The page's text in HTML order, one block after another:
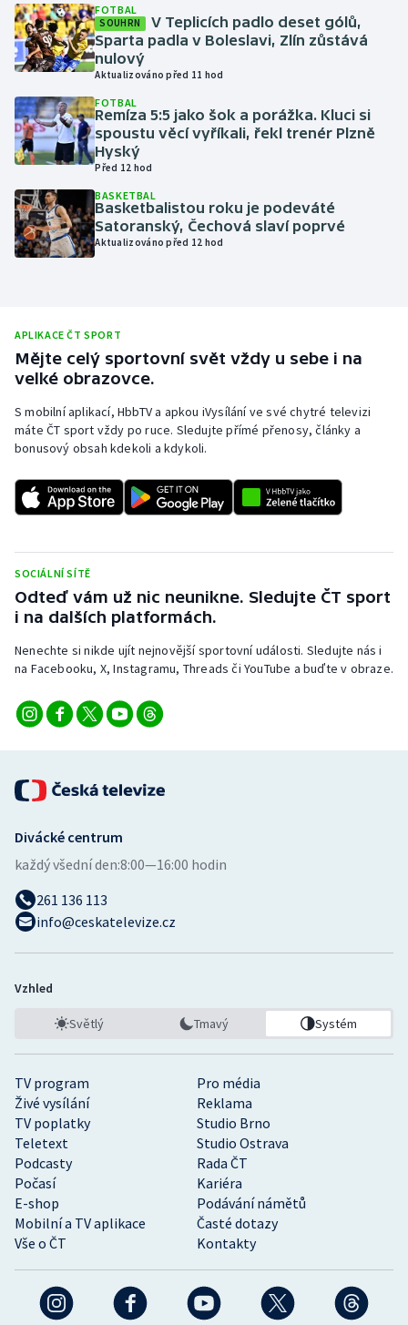
Moderní pětiboj
Olympijské hry
Parasport
Plavání
Plážový volejbal
Short track
Sportovní střelba
Triatlon
Veslování
Vodní slalom
Volejbal
FOTBAL
SOUHRN
V Teplicích padlo deset gólů,
Sparta padla v Boleslavi, Zlín zůstává
nulový
Aktualizováno před 11 hod
FOTBAL
Remíza 5:5 jako šok a porážka. Kluci si
spoustu věcí vyříkali, řekl trenér Plzně
Hyský
Před 12 hod
BASKETBAL
Basketbalistou roku je podeváté
Satoranský, Čechová slaví poprvé
Aktualizováno před 12 hod
APLIKACE ČT SPORT
Mějte celý sportovní svět vždy u sebe i na
velké obrazovce.
S mobilní aplikací, HbbTV a apkou iVysílání ve své chytré televizi
máte ČT sport vždy po ruce. Sledujte přímé přenosy, články a
bonusový obsah kdekoli a kdykoli.
SOCIÁLNÍ SÍTĚ
Odteď vám už nic neunikne. Sledujte ČT sport
i na dalších platformách.
Nenechte si nikde ujít nejnovější sportovní události. Sledujte nás i
na Facebooku, X, Instagramu, Threads či YouTube a buďte v obraze.
TV program
Pro média
Živé vysílání
Reklama
TV poplatky
Studio Brno
Teletext
Studio Ostrava
Podcasty
Rada ČT
Počasí
Kariéra
E-shop
Podávání námětů
Mobilní a TV aplikace
Časté dotazy
Vše o ČT
Kontakty
Divácké centrum
každý všední den:8:00—16:00 hodin
261 136 113
info@ceskatelevize.cz
Vzhled
Světlý Tmavý Systém